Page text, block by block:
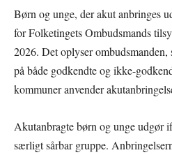
Børn og unge, der akut anbringes
for Folketingets Ombudsmands
2026. Det oplyser
på både godkendte og ikke-
kommuner anvender
Akutanbragte børn og unge udgør
særligt sårbar gruppe.